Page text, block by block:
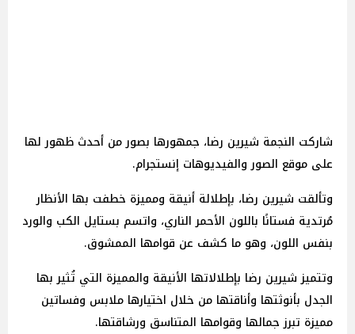
شاركت النجمة شيرين رضا، جمهورها بصور من أحدث ظهور لها
على موقع الصور والفيديوهات إنستجرام.
وتألقت شيرين رضا، بإطلالة أنيقة ومميزة خطفت بها الأنظار
مُرتدية فستانًا باللون الأحمر الناري، واتسم بستايل الكب والورد
بنفس اللون، وهو ما كشف عن قوامها الممشوق.
وتتميز شيرين رضا بإطلالاتها الأنيقة والمميزة التي تُثير بها
الجدل بأنوثتها وأناقتها من خلال اختيارها ملابس وفساتين
مميزة تبرز جمالها وقوامها المتناسق ورشاقتها.